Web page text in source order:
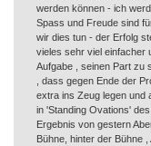
werden können - ich
Spass und Freude sind
wir dies tun - der Erfolg
vieles sehr viel einfacher
Aufgabe , seinen Part zu
, dass gegen Ende der
extra ins Zeug legen und
in 'Standing Ovations'
Ergebnis von gestern
Bühne, hinter der Bühne